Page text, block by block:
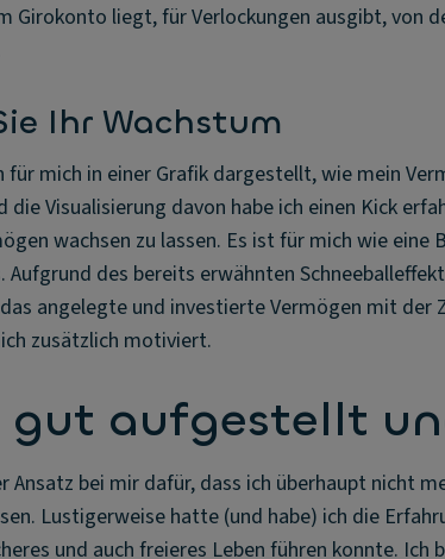
Girokonto liegt, für Verlockungen ausgibt, von
Ihr Wachstum
mich in einer Grafik dargestellt, wie mein
Visualisierung davon habe ich einen Kick
wachsen zu lassen. Es ist für mich wie eine
Aufgrund des bereits erwähnten
angelegte und investierte Vermögen mit der
zusätzlich motiviert.
gut aufgestellt
Ansatz bei mir dafür, dass ich überhaupt nicht
Lustigerweise hatte (und habe) ich die
und auch freieres Leben führen konnte. Ich